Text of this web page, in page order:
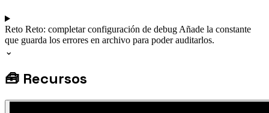
Reto Reto: completar configuración de debug Añade la constante
que guarda los errores en archivo para poder auditarlos.
⌄
🧰 Recursos